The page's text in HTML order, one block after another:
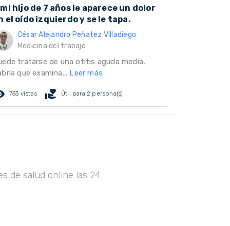
hijo de 7 años le aparece un dolor
el oído izquierdo y se le tapa.
César Alejandro Peñatez Villadiego
Medicina del trabajo
tratarse de una otitis aguda media,
que examina... Leer más
753 vistas volunteer_activism Útil para 2 persona(s)
de salud online las 24